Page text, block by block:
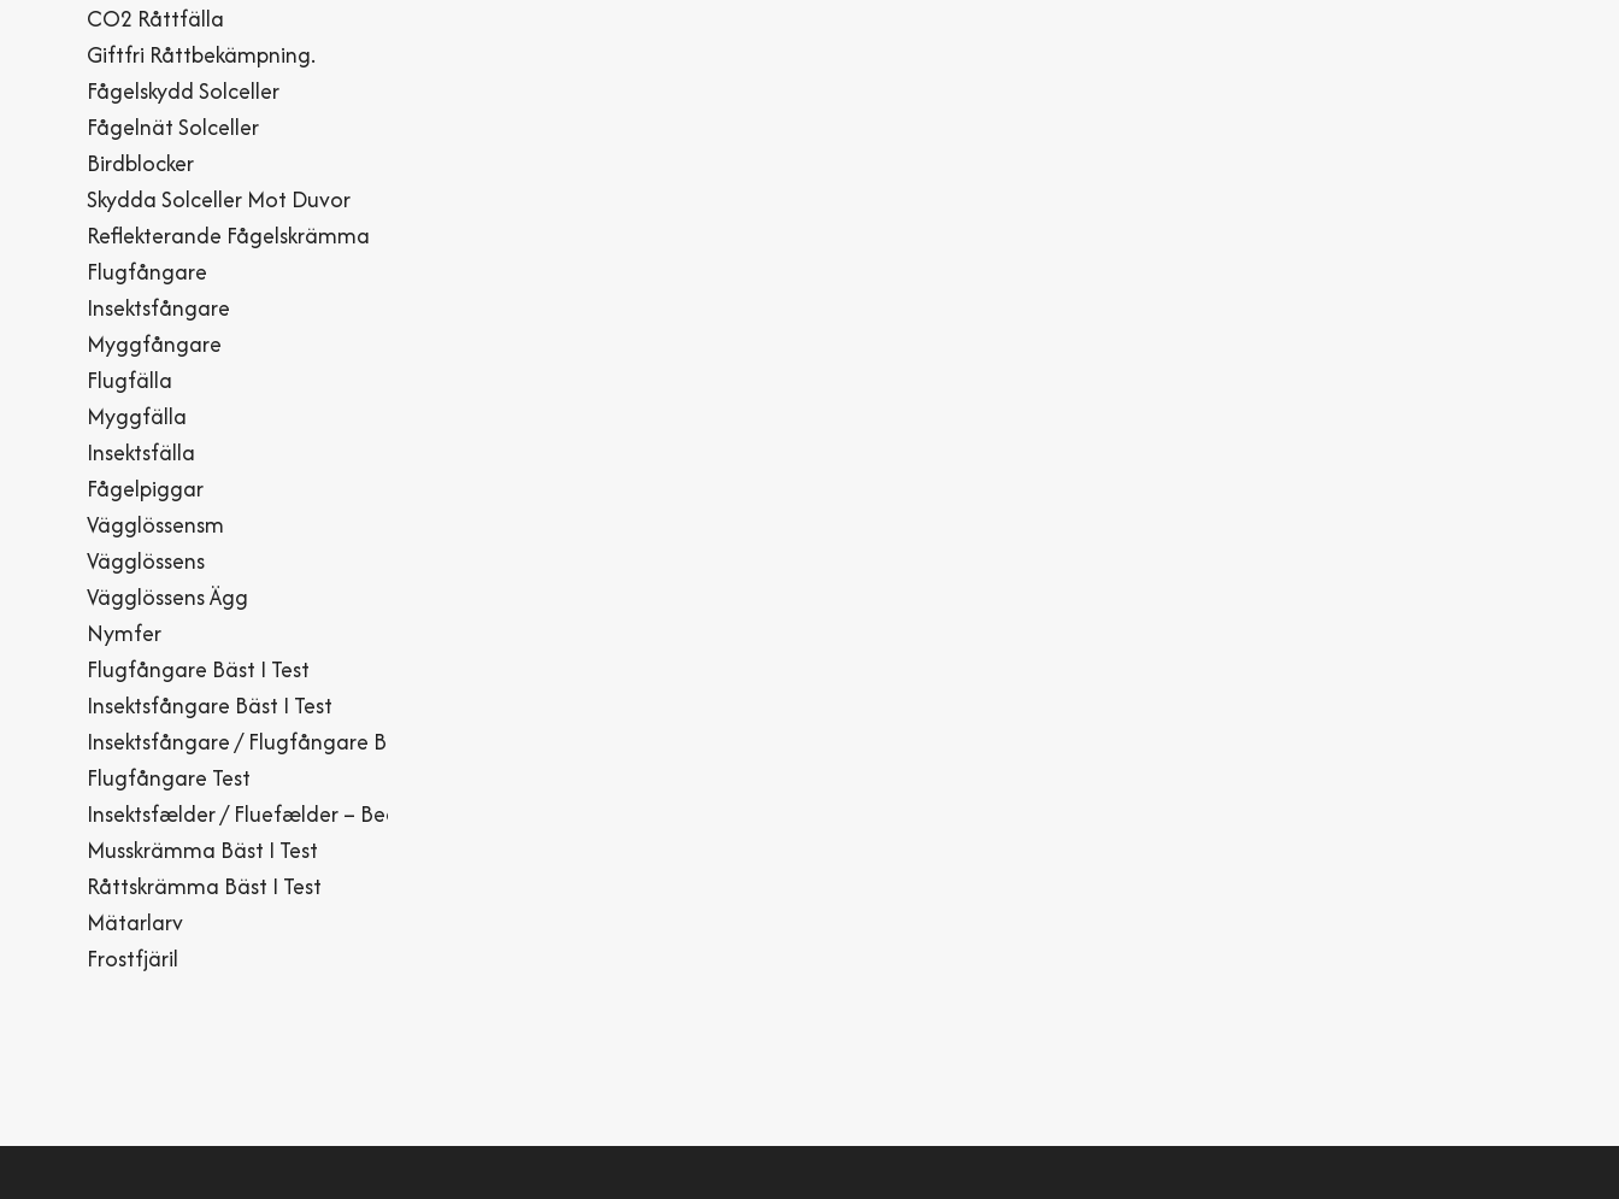
CO2 Råttfälla
Giftfri Råttbekämpning.
Fågelskydd Solceller
Fågelnät Solceller
Birdblocker
Skydda Solceller Mot Duvor
Reflekterande Fågelskrämma
Flugfångare
Insektsfångare
Myggfångare
Flugfälla
Myggfälla
Insektsfälla
Fågelpiggar
Vägglössensm
Vägglössens
Vägglössens Ägg
Nymfer
Flugfångare Bäst I Test
Insektsfångare Bäst I Test
Insektsfångare / Flugfångare Bäst I Test
Flugfångare Test
Insektsfælder / Fluefælder – Bedst I Test
Musskrämma Bäst I Test
Råttskrämma Bäst I Test
Mätarlarv
Frostfjäril